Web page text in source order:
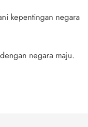
kepentingan negara
negara maju.